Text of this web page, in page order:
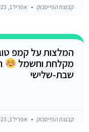
קבוצת הפייסבוק אפריל 1, 2023
המלצות על קמפ
מקלחת וחשמל
שבת-שלישי
קבוצת הפייסבוק אפריל 1, 2023